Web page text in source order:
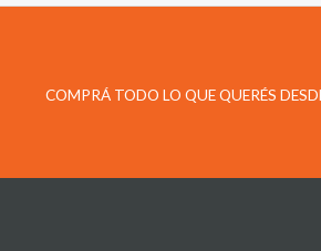
COMPRÁ TODO LO QUE QUERÉS